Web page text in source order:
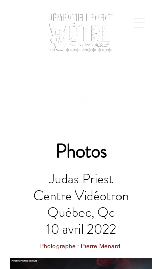
Photos
Judas Priest
Centre Vidéotron
Québec, Qc
10 avril 2022
Photographe : Pierre Ménard